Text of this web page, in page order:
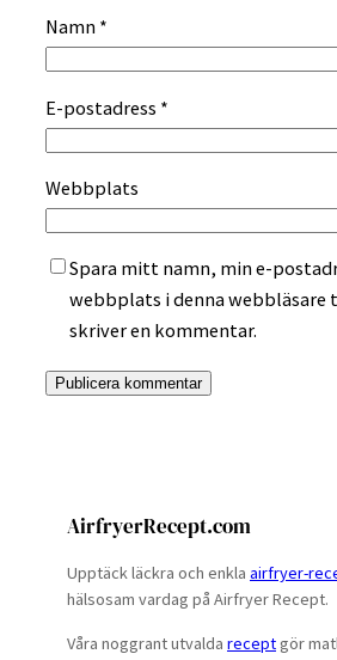
Namn *
E-postadress *
Webbplats
Spara mitt namn, min e-
webbplats i denna webbläsare
skriver en kommentar.
AirfryerRecept.com
Upptäck läckra och enkla airfryer-
hälsosam vardag på Airfryer Recept.
Våra noggrant utvalda receptgör